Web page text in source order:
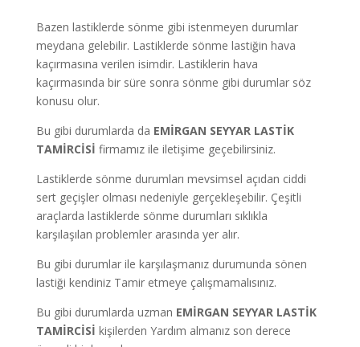
Bazen lastiklerde sönme gibi istenmeyen durumlar
meydana gelebilir. Lastiklerde sönme lastiğin hava
kaçırmasına verilen isimdir. Lastiklerin hava
kaçırmasında bir süre sonra sönme gibi durumlar söz
konusu olur.
Bu gibi durumlarda da EMİRGAN SEYYAR LASTİK
TAMİRCİSİ firmamız ile iletişime geçebilirsiniz.
Lastiklerde sönme durumları mevsimsel açıdan ciddi
sert geçişler olması nedeniyle gerçekleşebilir. Çeşitli
araçlarda lastiklerde sönme durumları sıklıkla
karşılaşılan problemler arasında yer alır.
Bu gibi durumlar ile karşılaşmanız durumunda sönen
lastiği kendiniz Tamir etmeye çalışmamalısınız.
Bu gibi durumlarda uzman EMİRGAN SEYYAR LASTİK
TAMİRCİSİ kişilerden Yardım almanız son derece